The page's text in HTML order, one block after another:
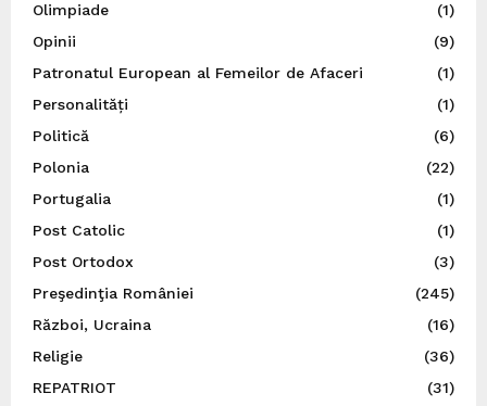
Olimpiade
(1)
Opinii
(9)
Patronatul European al Femeilor de Afaceri
(1)
Personalități
(1)
Politică
(6)
Polonia
(22)
Portugalia
(1)
Post Catolic
(1)
Post Ortodox
(3)
Preşedinţia României
(245)
Război, Ucraina
(16)
Religie
(36)
REPATRIOT
(31)